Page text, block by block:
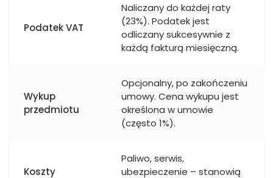
Podatek VAT
Naliczany do każdej raty
(23%). Podatek jest
odliczany sukcesywnie z
każdą fakturą miesięczną.
Wykup
przedmiotu
Opcjonalny, po zakończeniu
umowy. Cena wykupu jest
określona w umowie
(często 1%).
Koszty
Paliwo, serwis,
ubezpieczenie – stanowią